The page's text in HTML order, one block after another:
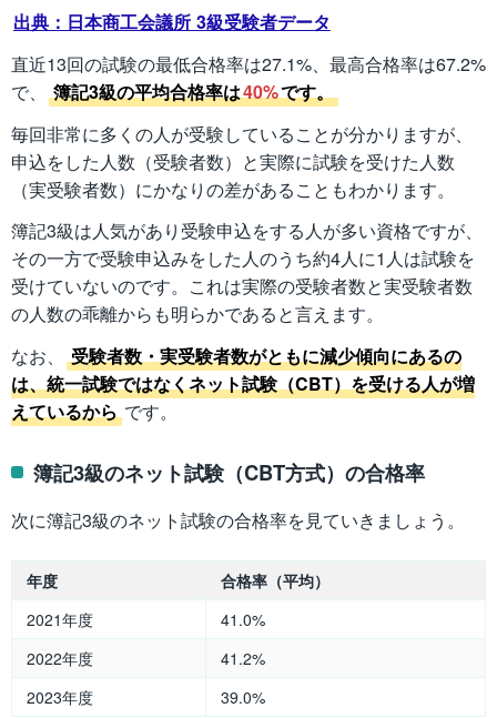
出典：日本商工会議所 3級受験者データ
直近13回の試験の最低合格率は27.1%、最高合格率は67.2%
で、
簿記3級の平均合格率は40%です。
毎回非常に多くの人が受験していることが分かりますが、
申込をした人数（受験者数）と実際に試験を受けた人数
（実受験者数）にかなりの差があることもわかります。
簿記3級は人気があり受験申込をする人が多い資格ですが、
その一方で受験申込みをした人のうち約4人に1人は試験を
受けていないのです。これは実際の受験者数と実受験者数
の人数の乖離からも明らかであると言えます。
なお、
受験者数・実受験者数がともに減少傾向にあるの
は、統一試験ではなくネット試験（CBT）を受ける人が増
えているから です。
簿記3級のネット試験（CBT方式）の合格率
次に簿記3級のネット試験の合格率を見ていきましょう。
年度
合格率（平均）
2021年度
41.0%
2022年度
41.2%
2023年度
39.0%